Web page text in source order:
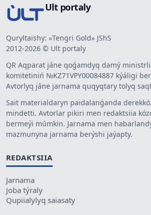
Ult portaly
Quryltaishy: «Tengri Gold» JShS
2012-2026 © Ult portaly
QR Aqparat jáne qoǵamdyq damý
komitetiniń №KZ71VPY00084887 kýáligi
Avtorlyq jáne jarnama quqyqtary tolyq
Sait materialdaryn paidalanǵanda
mindetti. Avtorlar pikiri men redaktsiia
bermeýi múmkin. Jarnama men
mazmunyna jarnama berýshi jaýapty.
REDAKTSIIA
Jarnama
Joba týraly
Qupiialylyq saiasaty